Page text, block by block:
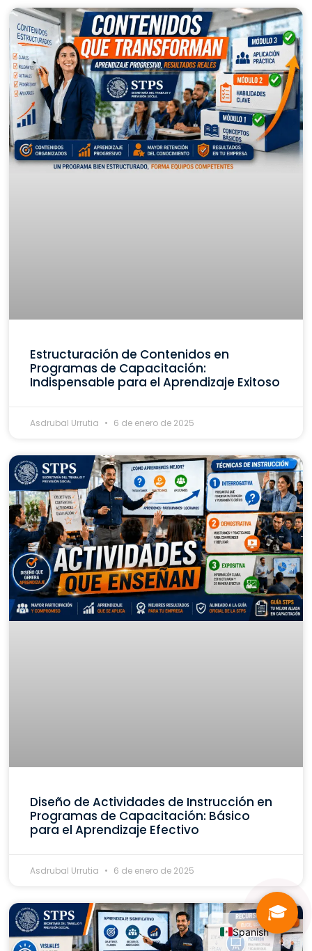
Estructuración de Contenidos en
Programas de Capacitación:
Indispensable para el Aprendizaje Exitoso
Asdrubal Urrutia 6 de enero de 2025
Diseño de Actividades de Instrucción en
Programas de Capacitación: Básico
para el Aprendizaje Efectivo
Asdrubal Urrutia 6 de enero de 2025
🎓
Spanish